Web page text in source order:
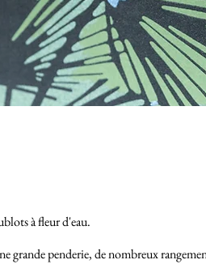
à fleur d'eau.
grande penderie, de nombreux